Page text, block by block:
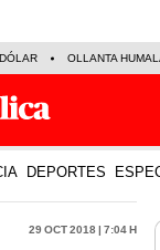
OLLANTA
DEPORTES
29 Oct 2018 | 7:04 h